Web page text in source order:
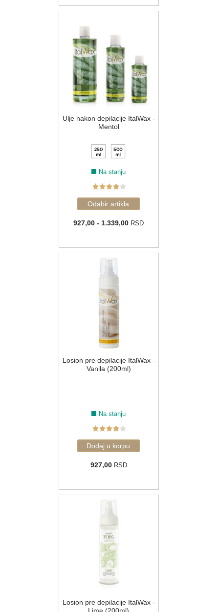
Ulje nakon depilacije ItalWax -
Mentol
Na stanju
927,00 - 1.339,00 RSD
Losion pre depilacije ItalWax -
Vanila (200ml)
Na stanju
927,00RSD
Losion pre depilacije ItalWax -